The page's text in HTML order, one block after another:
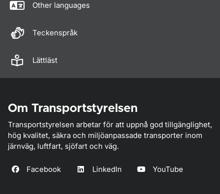
Other languages
Teckenspråk
Lättläst
Om Transportstyrelsen
Transportstyrelsen arbetar för att uppnå god tillgänglighet,
hög kvalitet, säkra och miljöanpassade transporter inom
järnväg, luftfart, sjöfart och väg.
Facebook LinkedIn YouTube